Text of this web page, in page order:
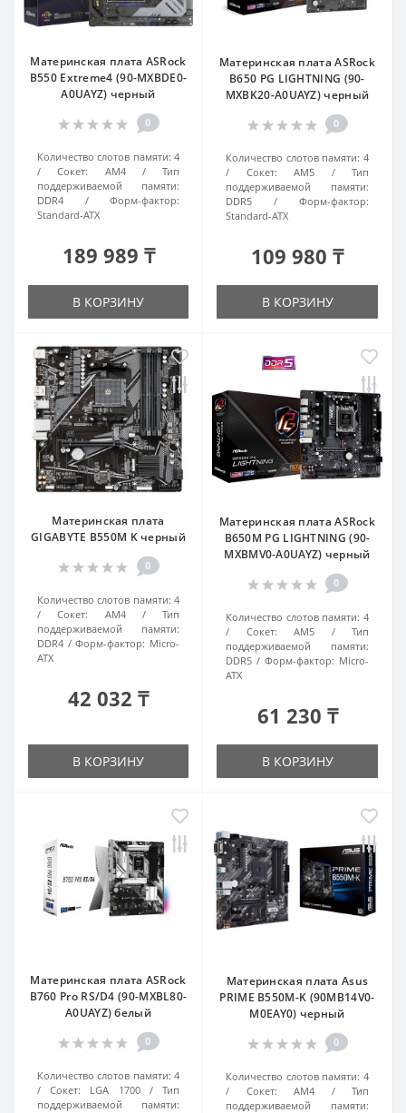
Материнская плата ASRock
B550 Extreme4 (90-MXBDE0-
A0UAYZ) черный
0
Количество слотов памяти: 4
Сокет:
AM4
Тип
поддерживаемой памяти:
DDR4
Форм-фактор:
Standard-ATX
189 989 ₸
В КОРЗИНУ
Материнская плата ASRock
B650 PG LIGHTNING (90-
MXBK20-A0UAYZ) черный
0
Количество слотов памяти: 4
Сокет:
AM5
Тип
поддерживаемой памяти:
DDR5
Форм-фактор:
Standard-ATX
109 980 ₸
В КОРЗИНУ
Материнская плата
GIGABYTE B550M K черный
0
Количество слотов памяти: 4
Сокет:
AM4
Тип
поддерживаемой памяти:
DDR4
Форм-фактор: Micro-
ATX
42 032 ₸
В КОРЗИНУ
Материнская плата ASRock
B650M PG LIGHTNING (90-
MXBMV0-A0UAYZ) черный
0
Количество слотов памяти: 4
Сокет:
AM5
Тип
поддерживаемой памяти:
DDR5
Форм-фактор: Micro-
ATX
61 230 ₸
В КОРЗИНУ
Материнская плата ASRock
B760 Pro RS/D4 (90-MXBL80-
A0UAYZ) белый
0
Количество слотов памяти: 4
Сокет:
LGA 1700
Тип
поддерживаемой памяти:
Материнская плата Asus
PRIME B550M-K (90MB14V0-
M0EAY0) черный
0
Количество слотов памяти: 4
Сокет:
AM4
Тип
поддерживаемой памяти: